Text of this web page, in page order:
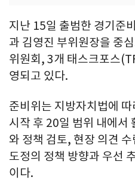
지난 15일 출범한 경기준
과 김영진 부위원장을 중
위원회, 3개 태스크포스
영되고 있다.
준비위는 지방자치법에 따
시작 후 20일 범위 내에서
와 정책 검토, 현장 의견 수
도정의 정책 방향과 우선
이다.